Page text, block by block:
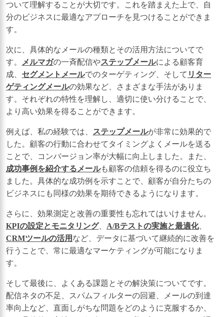
ついて理解することが大切です。これを踏まえた上で、自
分のビジネスに最適なアプローチを見つけることができま
す。
次に、具体的なメールの種類とその活用方法についてで
す。
メルマガの一斉配信やステップメールによる顧客育
成、 セグメントメールでのターゲティング、そして リター
ゲティングメールの効果など、さまざまな手法がありま
す。それぞれの特性を理解し、適切に使い分けることで、
より高い効果を得ることができます。
例えば、私の経験では、 ステップメールが非常に効果的で
した。顧客の行動に合わせてタイミングよくメールを送る
ことで、コンバージョン率が大幅に向上しました。また、
成功事例を紹介するメールも顧客の信頼を得るのに役立ち
ました。具体的な成功例を示すことで、顧客が自分たちの
ビジネスにも同様の効果を期待できるようになります。
さらに、効果測定と改善の重要性も忘れてはいけません。
KPIの設定とモニタリング、 A/Bテストの実施と最適化、
CRMツールの活用 など、データに基づいて継続的に改善を
行うことで、常に最適なマーケティングが可能になりま
す。
そして最後に、よくある課題とその解決策についてです。
配信ネタの不足、スパムフィルターの回避、メールの到達
率向上など、直面しがちな問題をどのように克服するか、